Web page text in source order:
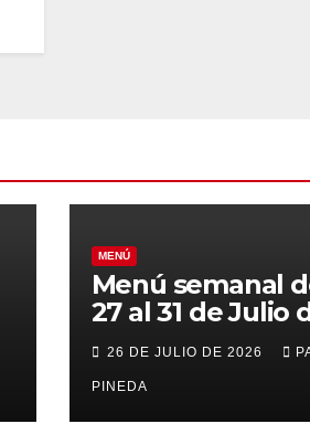
MENÚ
Menú semanal
27 al 31 de Julio
2026
26 DE JULIO DE 2026
PINEDA